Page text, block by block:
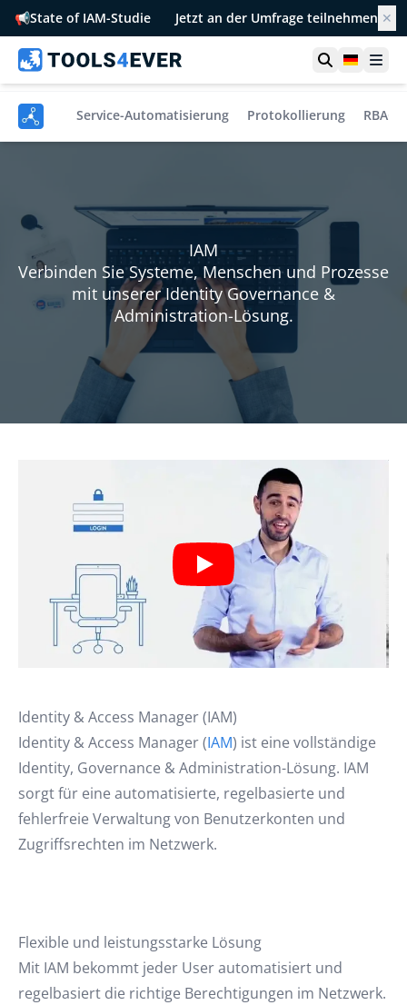
📢State of IAM-Studie Jetzt an der Umfrage teilnehmen ✕
Suche
Service-Automatisierung Protokollierung RBAC
IAM
Verbinden Sie Systeme, Menschen und Prozesse
mit unserer Identity Governance &
Administration-Lösung.
Identity & Access Manager (IAM)
Identity & Access Manager (IAM) ist eine vollständige
Identity, Governance & Administration-Lösung. IAM
sorgt für eine automatisierte, regelbasierte und
fehlerfreie Verwaltung von Benutzerkonten und
Zugriffsrechten im Netzwerk.
Flexible und leistungsstarke Lösung
Mit IAM bekommt jeder User automatisiert und
regelbasiert die richtige Berechtigungen im Netzwerk.